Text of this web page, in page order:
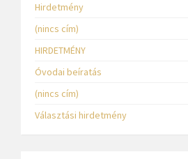
Hirdetmény
(nincs cím)
HIRDETMÉNY
Óvodai beíratás
(nincs cím)
Választási hirdetmény